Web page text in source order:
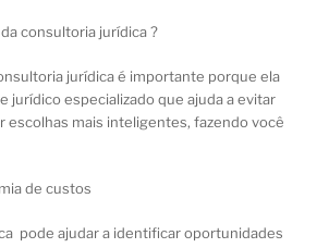
consultoria jurídica ?
jurídica é importante porque ela
jurídico especializado que ajuda a evitar
escolhas mais inteligentes, fazendo você
de custos
pode ajudar a identificar oportunidades